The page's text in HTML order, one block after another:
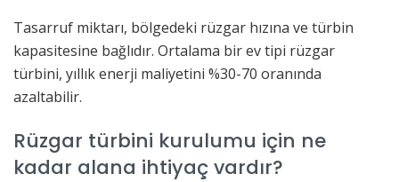
Tasarruf miktarı, bölgedeki rüzgar hızına ve türbin
kapasitesine bağlıdır. Ortalama bir ev tipi rüzgar
türbini, yıllık enerji maliyetini %30-70 oranında
azaltabilir.
Rüzgar türbini kurulumu için ne
kadar alana ihtiyaç vardır?